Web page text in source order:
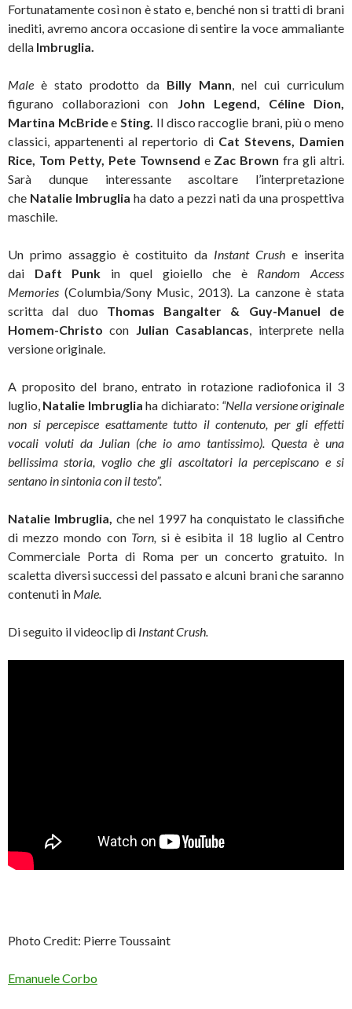
Fortunatamente così non è stato e, benché non si tratti di brani
inediti, avremo ancora occasione di sentire la voce ammaliante
della Imbruglia.
Male è stato prodotto da Billy Mann , nel cui curriculum
figurano collaborazioni con
John Legend, Céline Dion,
Martina McBridee Sting. Il disco raccoglie brani, più o meno
classici, appartenenti al repertorio di Cat Stevens, Damien
Rice, Tom Petty, Pete Townsend e Zac Brownfra gli altri.
Sarà dunque interessante ascoltare l’interpretazione
che Natalie Imbruglia ha dato a pezzi nati da una prospettiva
maschile.
Un primo assaggio è costituito da Instant Crush e inserita
dai Daft Punk in quel gioiello che è Random Access
Memories (Columbia/Sony Music, 2013). La canzone è stata
scritta dal duo Thomas Bangalter & Guy-Manuel de
Homem-Christo con Julian Casablancas , interprete nella
versione originale.
A proposito del brano, entrato in rotazione radiofonica il 3
luglio, Natalie Imbruglia ha dichiarato: “Nella versione originale
non si percepisce esattamente tutto il contenuto, per gli effetti
vocali voluti da Julian (che io amo tantissimo). Questa è una
bellissima storia, voglio che gli ascoltatori la percepiscano e si
sentano in sintonia con il testo”.
Natalie Imbruglia, che nel 1997 ha conquistato le classifiche
di mezzo mondo con Torn, si è esibita il 18 luglio al Centro
Commerciale Porta di Roma per un concerto gratuito. In
scaletta diversi successi del passato e alcuni brani che saranno
contenuti in Male.
Di seguito il videoclip di Instant Crush.
Photo Credit: Pierre Toussaint
Emanuele Corbo